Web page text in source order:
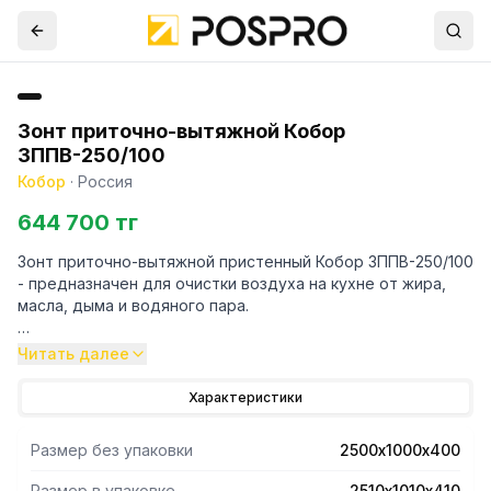
Зонт приточно-вытяжной Кобор
ЗППВ-250/100
Кобор · Россия
644 700 тг
Зонт приточно-вытяжной пристенный Кобор ЗППВ-250/100
- предназначен для очистки воздуха на кухне от жира,
масла, дыма и водяного пара.
- Зонт имеет приточные вентиляционные решетки, в
- Положение жалюзи, меняется с помощью рычажков.
прямо.
- Наличие приточной вентиляции создает нормальный
Читать далее
Характеристики
Размер без упаковки 2500х1000х400